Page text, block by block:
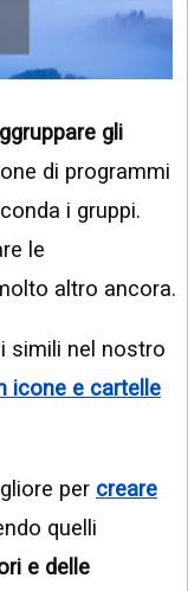
gli
di programmi
i gruppi.
le
altro ancora.
simili nel nostro
icone e cartelle
per creare
quelli
e delle